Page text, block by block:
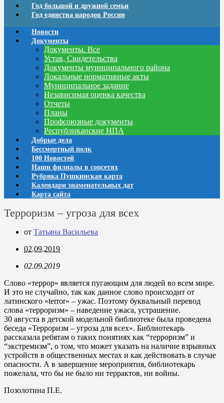
Год большой и дружной семьи
Год единства народов России
Новости
Документы
Документы. Все
Устав, Свидетельства
Документы муниципального района
Локальные нормативные акты
Муниципальное задание
Независимая оценка качества
Отчеты
Планы
Профсоюзные документы
Республиканские НПА
Добрые дела
Бессмертный полк
100 Новостей
Наши филиалы в соцсетях
Рубрика Пушкинская карта
Календари знаменательных дат
Карта сайта
Терроризм – угроза для всех
от Татьяна Васильева
02.09.2019
02.09.2019
Слово «террор» является пугающим для людей во всем мире.
И это не случайно, так как данное слово происходит от
латинского «terror» – ужас. Поэтому буквальный перевод
слова «терроризм» – наведение ужаса, устрашение.
30 августа в детской модельной библиотеке была проведена
беседа «Терроризм – угроза для всех». Библиотекарь
рассказала ребятам о таких понятиях как “терроризм” и
“экстремизм”, о том, что может указать на наличие взрывных
устройств в общественных местах и как действовать в случае
опасности. А в завершение мероприятия, библиотекарь
пожелала, что бы не было ни террактов, ни войны.
Позолотина П.Е.